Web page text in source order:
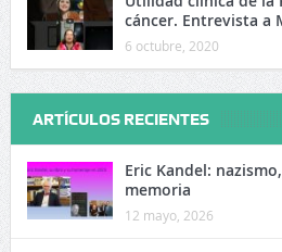
cáncer. Entrevista a
6 octubre, 2020
ARTÍCULOS RECIENTES
Eric Kandel:
memoria
12 mayo, 2026